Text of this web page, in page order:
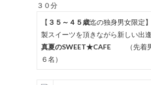
３０分
【 ３５～４５歳迄の独身男女限定
製スイーツを頂きながら新しい出
真夏のSWEET★CAFE （先着
６名）